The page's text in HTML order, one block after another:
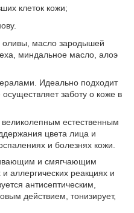
клеток кожи;
масло зародышей
миндальное масло, алоэ
Идеально подходит
заботу о коже в
великолепным естественным
цвета лица и
и болезнях кожи.
и смягчающим
аллергических реакциях и
антисептическим,
действием, тонизирует,